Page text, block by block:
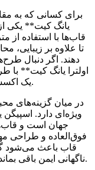
برای کسانی که به
قاب‌ها با استفاده از
تا علاوه بر
اولترا یانگ کیت**
یک اکسسوری حرفه‌ای و منحصر‌به‌فرد تبدیل می‌کند.
ویژه‌ای دارد.
جهان است و
فوق‌العاده و طراحی
قاب باعث می‌شود
ناگهانی ایمن باقی بماند و در عین حال ضخامت اضافه‌ای ایجاد نکند.